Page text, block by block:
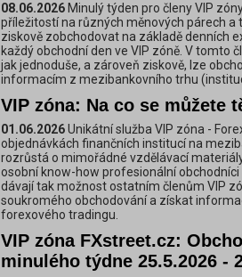
08.06.2026 Minulý týden pro členy VIP
příležitostí na různých měnových párech a
ziskově zobchodovat na základě denních
každý obchodní den ve VIP zóně. V tomto
jak jednoduše, a zároveň ziskově, lze
informacím z mezibankovního trhu
VIP zóna: Na co se můžete
01.06.2026Unikátní služba VIP zóna -
objednávkách finančních institucí na
rozrůstá o mimořádné vzdělávací
osobní know-how profesionální
dávají tak možnost ostatním členům VIP
soukromého obchodování a získat
forexového tradingu.
VIP zóna FXstreet.cz:
minulého týdne 25.5.2026 -